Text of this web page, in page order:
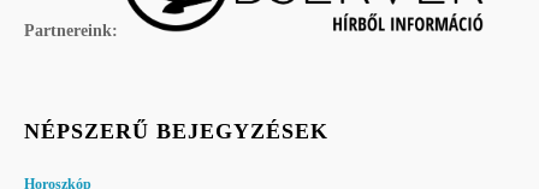
Partnereink:
NÉPSZERŰ BEJEGYZÉSEK
Horoszkóp